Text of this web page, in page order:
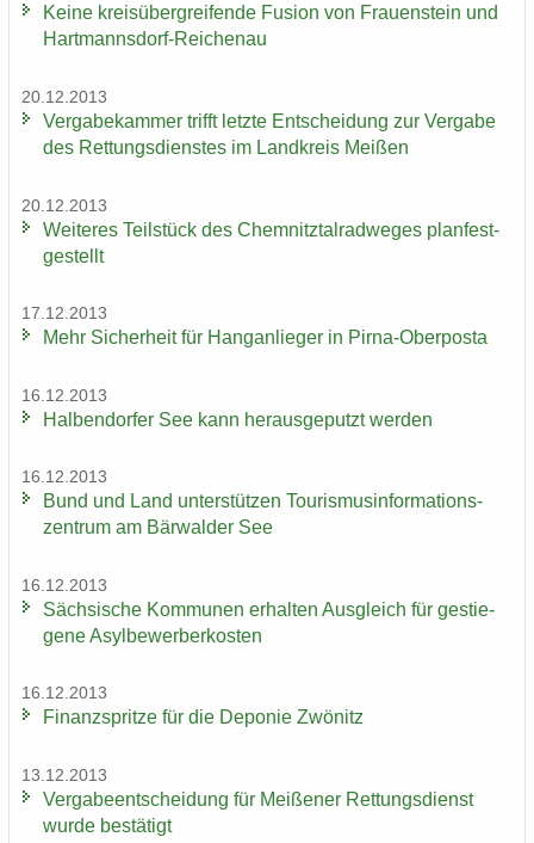
Keine kreis­über­grei­fen­de Fu­si­on von Frau­en­stein und
Hartmannsdorf-​Reichenau
20.12.2013
Ver­ga­be­kam­mer trifft letz­te Ent­schei­dung zur Ver­ga­be
des Ret­tungs­diens­tes im Land­kreis Mei­ßen
20.12.2013
Wei­te­res Teil­stück des Chem­nitz­tal­rad­we­ges plan­fest­
ge­stellt
17.12.2013
Mehr Si­cher­heit für Hang­an­lie­ger in Pirna-​Oberposta
16.12.2013
Hal­ben­dor­fer See kann her­aus­ge­putzt wer­den
16.12.2013
Bund und Land un­ter­stüt­zen Tou­ris­mus­in­for­ma­ti­ons­
zen­trum am Bär­wal­der See
16.12.2013
Säch­si­sche Kom­mu­nen er­hal­ten Aus­gleich für ge­stie­
ge­ne Asyl­be­wer­ber­kos­ten
16.12.2013
Fi­nanz­sprit­ze für die De­po­nie Zwö­nitz
13.12.2013
Ver­ga­be­ent­schei­dung für Mei­ße­ner Ret­tungs­dienst
wurde be­stä­tigt